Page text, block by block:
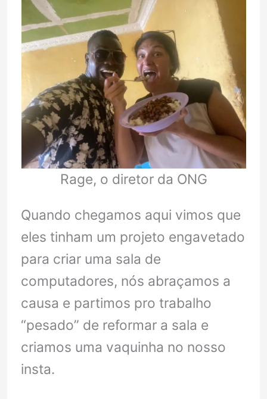
Rage, o diretor da ONG
Quando chegamos aqui vimos que
eles tinham um projeto engavetado
para criar uma sala de
computadores, nós abraçamos a
causa e partimos pro trabalho
“pesado” de reformar a sala e
criamos uma vaquinha no nosso
insta.